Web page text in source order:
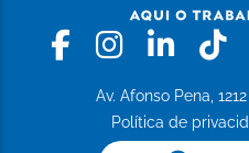
Facebook
Av. Afonso Pena,
Política de